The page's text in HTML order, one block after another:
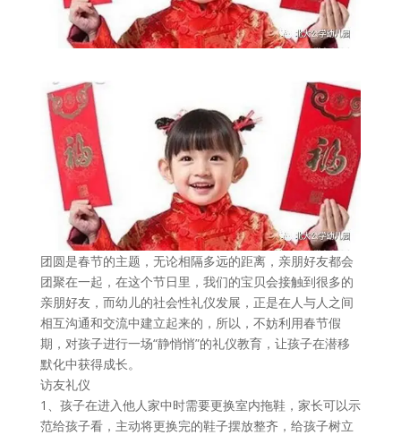
团圆是春节的主题，无论相隔多远的距离，亲朋好友都会
团聚在一起，在这个节日里，我们的宝贝会接触到很多的
亲朋好友，而幼儿的社会性礼仪发展，正是在人与人之间
相互沟通和交流中建立起来的，所以，不妨利用春节假
期，对孩子进行一场“静悄悄”的礼仪教育，让孩子在潜移
默化中获得成长。
访友礼仪
1、孩子在进入他人家中时需要更换室内拖鞋，家长可以示
范给孩子看，主动将更换完的鞋子摆放整齐，给孩子树立